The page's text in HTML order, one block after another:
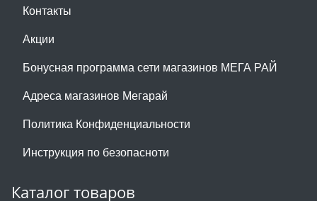
Контакты
Акции
Бонусная программа сети магазинов МЕГА РАЙ
Адреса магазинов Мегарай
Политика Конфиденциальности
Инструкция по безопасноти
Каталог товаров